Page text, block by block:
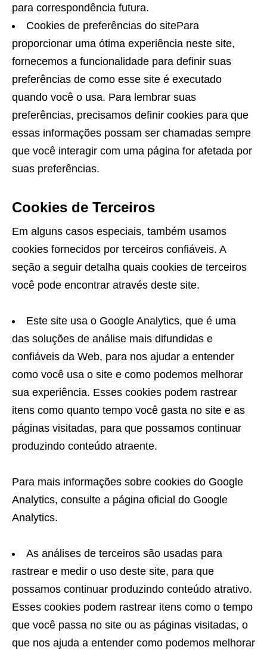
para correspondência futura.
Cookies de preferências do sitePara
proporcionar uma ótima experiência neste site,
fornecemos a funcionalidade para definir suas
preferências de como esse site é executado
quando você o usa. Para lembrar suas
preferências, precisamos definir cookies para que
essas informações possam ser chamadas sempre
que você interagir com uma página for afetada por
suas preferências.
Cookies de Terceiros
Em alguns casos especiais, também usamos
cookies fornecidos por terceiros confiáveis. A
seção a seguir detalha quais cookies de terceiros
você pode encontrar através deste site.
Este site usa o Google Analytics, que é uma
das soluções de análise mais difundidas e
confiáveis ​​da Web, para nos ajudar a entender
como você usa o site e como podemos melhorar
sua experiência. Esses cookies podem rastrear
itens como quanto tempo você gasta no site e as
páginas visitadas, para que possamos continuar
produzindo conteúdo atraente.
Para mais informações sobre cookies do Google
Analytics, consulte a página oficial do Google
Analytics.
As análises de terceiros são usadas para
rastrear e medir o uso deste site, para que
possamos continuar produzindo conteúdo atrativo.
Esses cookies podem rastrear itens como o tempo
que você passa no site ou as páginas visitadas, o
que nos ajuda a entender como podemos melhorar